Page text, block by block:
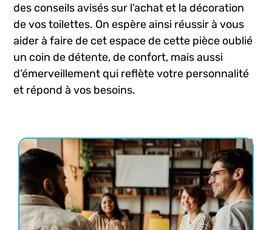
des conseils avisés sur l’achat et la décoration
de vos toilettes. On espère ainsi réussir à vous
aider à faire de cet espace de cette pièce oublié
un coin de détente, de confort, mais aussi
d’émerveillement qui reflète votre personnalité
et répond à vos besoins.